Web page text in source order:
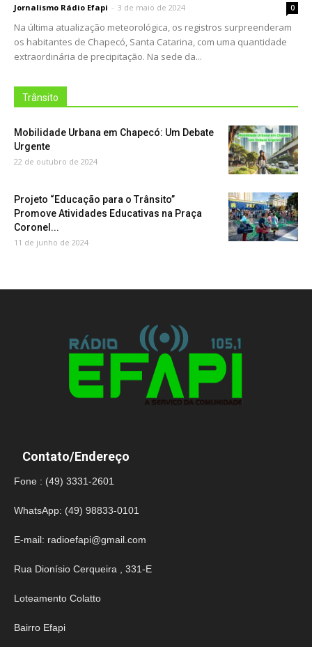
Jornalismo Rádio Efapi - 3 de maio de 2024 0
Na última atualização meteorológica, os registros surpreenderam
os habitantes de Chapecó, Santa Catarina, com uma quantidade
extraordinária de precipitação. Na sede da...
Trânsito
Mobilidade Urbana em Chapecó: Um Debate
Urgente
22 de outubro de 2024
Projeto “Educação para o Trânsito”
Promove Atividades Educativas na Praça
Coronel...
11 de junho de 2024
Contato/Endereço
Fone : (49) 3331-2601
WhatsApp: (49) 98833-0101
E-mail: radioefapi@gmail.com
Rua Dionísio Cerqueira , 331-E
Loteamento Colatto
Bairro Efapi